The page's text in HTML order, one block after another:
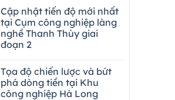
Cập nhật tiến độ mới nhất
tại Cụm công nghiệp làng
nghề Thanh Thùy giai
đoạn 2
Tọa độ chiến lược và bứt
phá dòng tiền tại Khu
công nghiệp Hà Long